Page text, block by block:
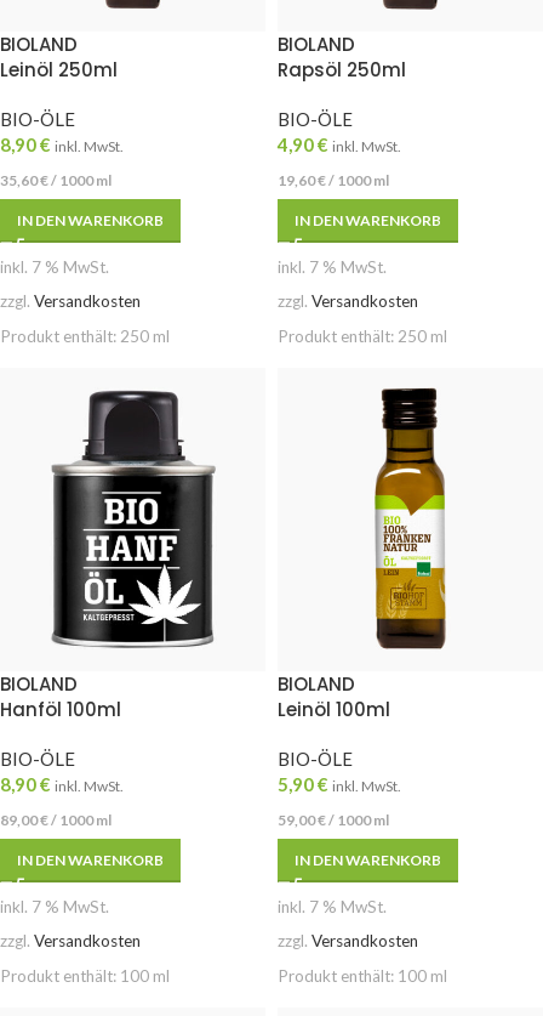
BIOLAND
Leinöl 250ml
BIO-ÖLE
8,90€ inkl. MwSt.
35,60€/ 1000 ml
IN DEN WARENKORB
inkl. 7 % MwSt.
zzgl. Versandkosten
Produkt enthält: 250 ml
BIOLAND
Rapsöl 250ml
BIO-ÖLE
4,90€ inkl. MwSt.
19,60€/ 1000 ml
IN DEN WARENKORB
inkl. 7 % MwSt.
zzgl. Versandkosten
Produkt enthält: 250 ml
BIOLAND
Hanföl 100ml
BIO-ÖLE
8,90€ inkl. MwSt.
89,00€/ 1000 ml
IN DEN WARENKORB
inkl. 7 % MwSt.
zzgl. Versandkosten
Produkt enthält: 100 ml
BIOLAND
Leinöl 100ml
BIO-ÖLE
5,90€ inkl. MwSt.
59,00€/ 1000 ml
IN DEN WARENKORB
inkl. 7 % MwSt.
zzgl. Versandkosten
Produkt enthält: 100 ml